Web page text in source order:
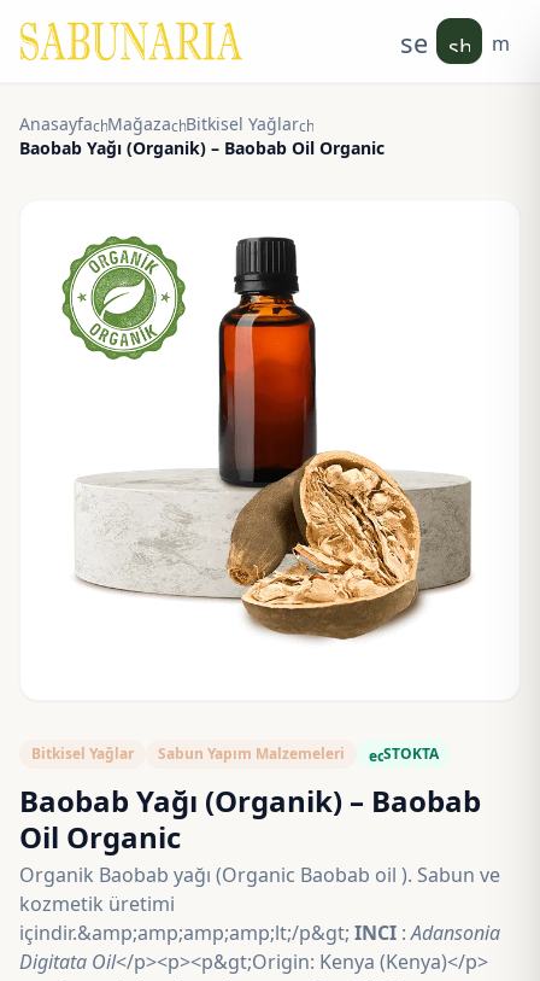
search
Anasayfachevron_right
Mağazachevron_right
Bitkisel Yağlarchevron_right
Baobab Yağı (Organik) – Baobab Oil Organic
Bitkisel Yağlar Sabun Yapım Malzemeleri ecoSTOKTA
Baobab Yağı (Organik) – Baobab
Oil Organic
Organik Baobab yağı (Organic Baobab oil ). Sabun ve
kozmetik üretimi
içindir.&amp;amp;amp;amp;lt;/p&gt; INCI :Adansonia
Digitata Oil</p><p><p&gt;Origin: Kenya (Kenya)</p>